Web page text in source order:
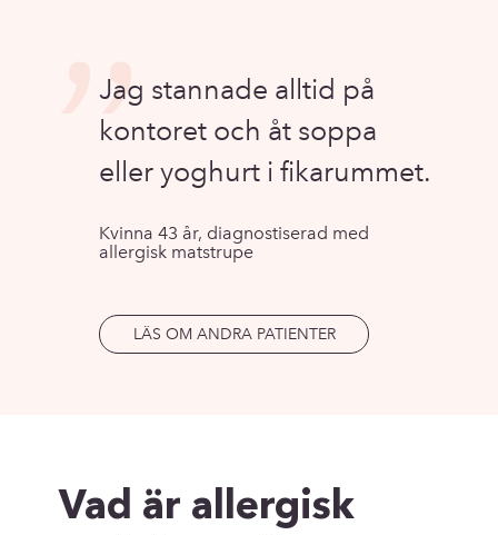
Jag stannade alltid på
kontoret och åt soppa
eller yoghurt i fikarummet.
”
Kvinna 43 år, diagnostiserad med
allergisk matstrupe
LÄS OM ANDRA PATIENTER
Vad är allergisk